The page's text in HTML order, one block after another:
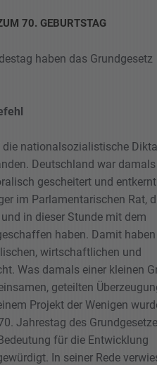
70. GEBURTSTAG
haben das Grundgesetz
nationalsozialistische
Deutschland war damals
gescheitert und
im Parlamentarischen Rat,
in dieser Stunde mit dem
haben. Damit
wirtschaftlichen und
Was damals einer kleinen
geteilten
Projekt der Wenigen
Jahrestag des
für die Entwicklung
In seiner Rede